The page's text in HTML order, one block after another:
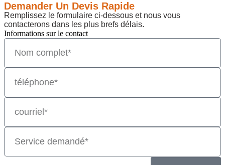
Demander Un Devis Rapide
Remplissez le formulaire ci-dessous et nous vous
contacterons dans les plus brefs délais.
Informations sur le contact